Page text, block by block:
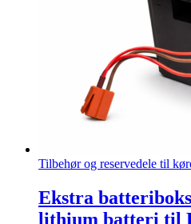
Tilbehør og reservedele til
Ekstra
lithium batteri til